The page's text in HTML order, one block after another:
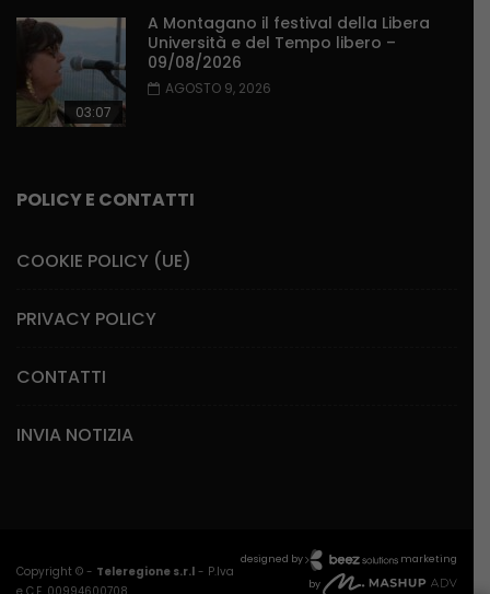
03:07
A Montagano il festival della Libera
Università e del Tempo libero –
09/08/2026
AGOSTO 9, 2026
POLICY E CONTATTI
COOKIE POLICY (UE)
PRIVACY POLICY
CONTATTI
INVIA NOTIZIA
Copyright © - Teleregione s.r.l - P.Iva
designed by
marketing
by